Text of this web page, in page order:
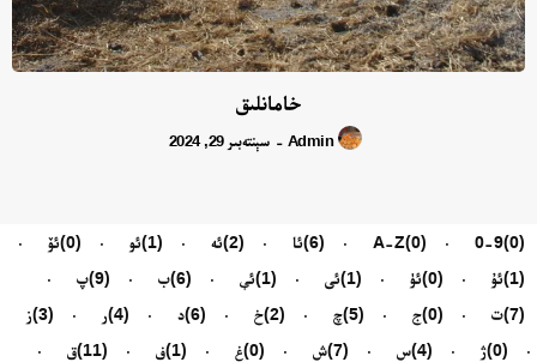
خامانلىق
Admin
- سېنتەبىر 29, 2024
0-9 (0)
A-Z (0) ئا (6) ئە (2) ئو (1) ئۆ
(0)
ئۇ
(1) ئۈ (0) ئى (1) ئې (1) ب (6) پ
(9)
ت
(7) ج (0) چ (5) خ (2) د (6) ر (4) ز
(3)
ژ
(0) س (4) ش (7) غ (0) ف (1) ق
(11)